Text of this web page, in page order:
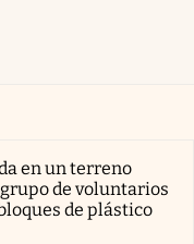
en un terreno
de voluntarios
de plástico